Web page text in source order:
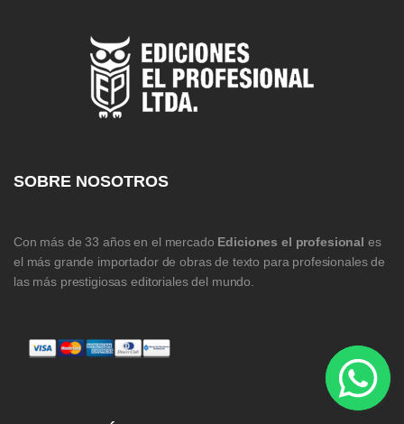
SOBRE NOSOTROS
Con más de 33 años en el mercado Ediciones el profesional es
el más grande importador de obras de texto para profesionales de
las más prestigiosas editoriales del mundo.